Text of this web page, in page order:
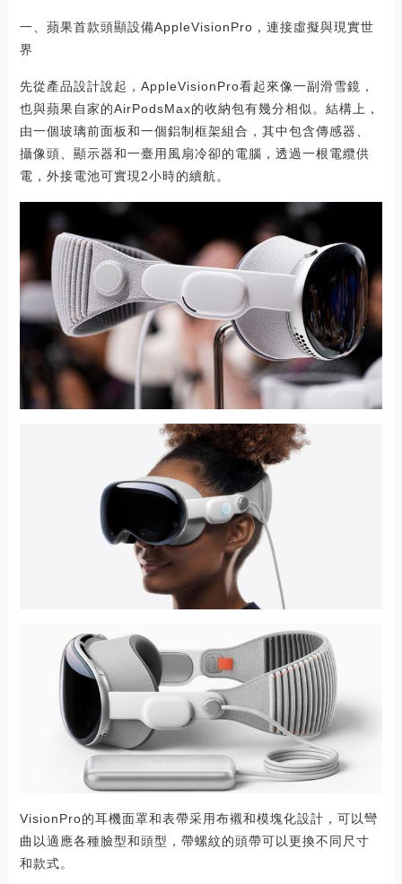
一、蘋果首款頭顯設備AppleVisionPro，連接虛擬與現實世
界
先從產品設計說起，AppleVisionPro看起來像一副滑雪鏡，
也與蘋果自家的AirPodsMax的收納包有幾分相似。結構上，
由一個玻璃前面板和一個鋁制框架組合，其中包含傳感器、
攝像頭、顯示器和一臺用風扇冷卻的電腦，透過一根電纜供
電，外接電池可實現2小時的續航。
VisionPro的耳機面罩和表帶采用布襯和模塊化設計，可以彎
曲以適應各種臉型和頭型，帶螺紋的頭帶可以更換不同尺寸
和款式。